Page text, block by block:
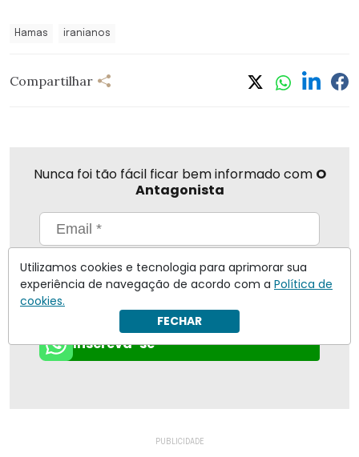
Hamas iranianos
Compartilhar
Nunca foi tão fácil ficar bem informado com O
Antagonista
Eu concordo em receber notificações | Para obter mais
informações reveja nossaPolítica de Privacidade .
Inscreva-se
Utilizamos cookies e tecnologia para aprimorar sua
experiência de navegação de acordo com a Política de
cookies.
FECHAR